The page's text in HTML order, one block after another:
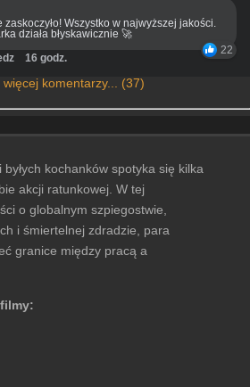
zaskoczyło! Wszystko w najwyższej jakości.
działa błyskawicznie 🚀
22
16 godz.
więcej komentarzy... (37)
kochanków spotyka się kilka
akcji ratunkowej. W tej
o globalnym szpiegostwie,
i śmiertelnej zdradzie, para
granice między pracą a